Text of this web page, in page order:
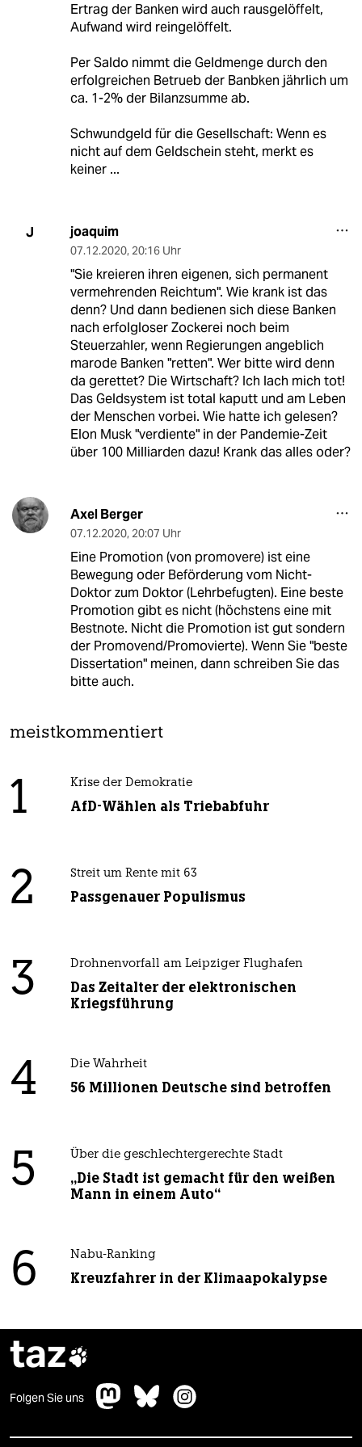
Ertrag der Banken wird auch rausgelöffelt,
Aufwand wird reingelöffelt.
Per Saldo nimmt die Geldmenge durch den
erfolgreichen Betrueb der Banbken jährlich um
ca. 1-2% der Bilanzsumme ab.
Schwundgeld für die Gesellschaft: Wenn es
nicht auf dem Geldschein steht, merkt es
keiner ...
J joaquim
07.12.2020, 20:16 Uhr
"Sie kreieren ihren eigenen, sich permanent
vermehrenden Reichtum". Wie krank ist das
denn? Und dann bedienen sich diese Banken
nach erfolgloser Zockerei noch beim
Steuerzahler, wenn Regierungen angeblich
marode Banken "retten". Wer bitte wird denn
da gerettet? Die Wirtschaft? Ich lach mich tot!
Das Geldsystem ist total kaputt und am Leben
der Menschen vorbei. Wie hatte ich gelesen?
Elon Musk "verdiente" in der Pandemie-Zeit
über 100 Milliarden dazu! Krank das alles oder?
Axel Berger
07.12.2020, 20:07 Uhr
Eine Promotion (von promovere) ist eine
Bewegung oder Beförderung vom Nicht-
Doktor zum Doktor (Lehrbefugten). Eine beste
Promotion gibt es nicht (höchstens eine mit
Bestnote. Nicht die Promotion ist gut sondern
der Promovend/Promovierte). Wenn Sie "beste
Dissertation" meinen, dann schreiben Sie das
bitte auch.
meistkommentiert
1 Krise der Demokratie
AfD-Wählen als Triebabfuhr
2 Streit um Rente mit 63
Passgenauer Populismus
3 Drohnenvorfall am Leipziger Flughafen
Das Zeitalter der elektronischen
Kriegsführung
4 Die Wahrheit
56 Millionen Deutsche sind betroffen
5 Über die geschlechtergerechte Stadt
„Die Stadt ist gemacht für den weißen
Mann in einem Auto“
6 Nabu-Ranking
Kreuzfahrer in der Klimaapokalypse
taz
Folgen Sie uns